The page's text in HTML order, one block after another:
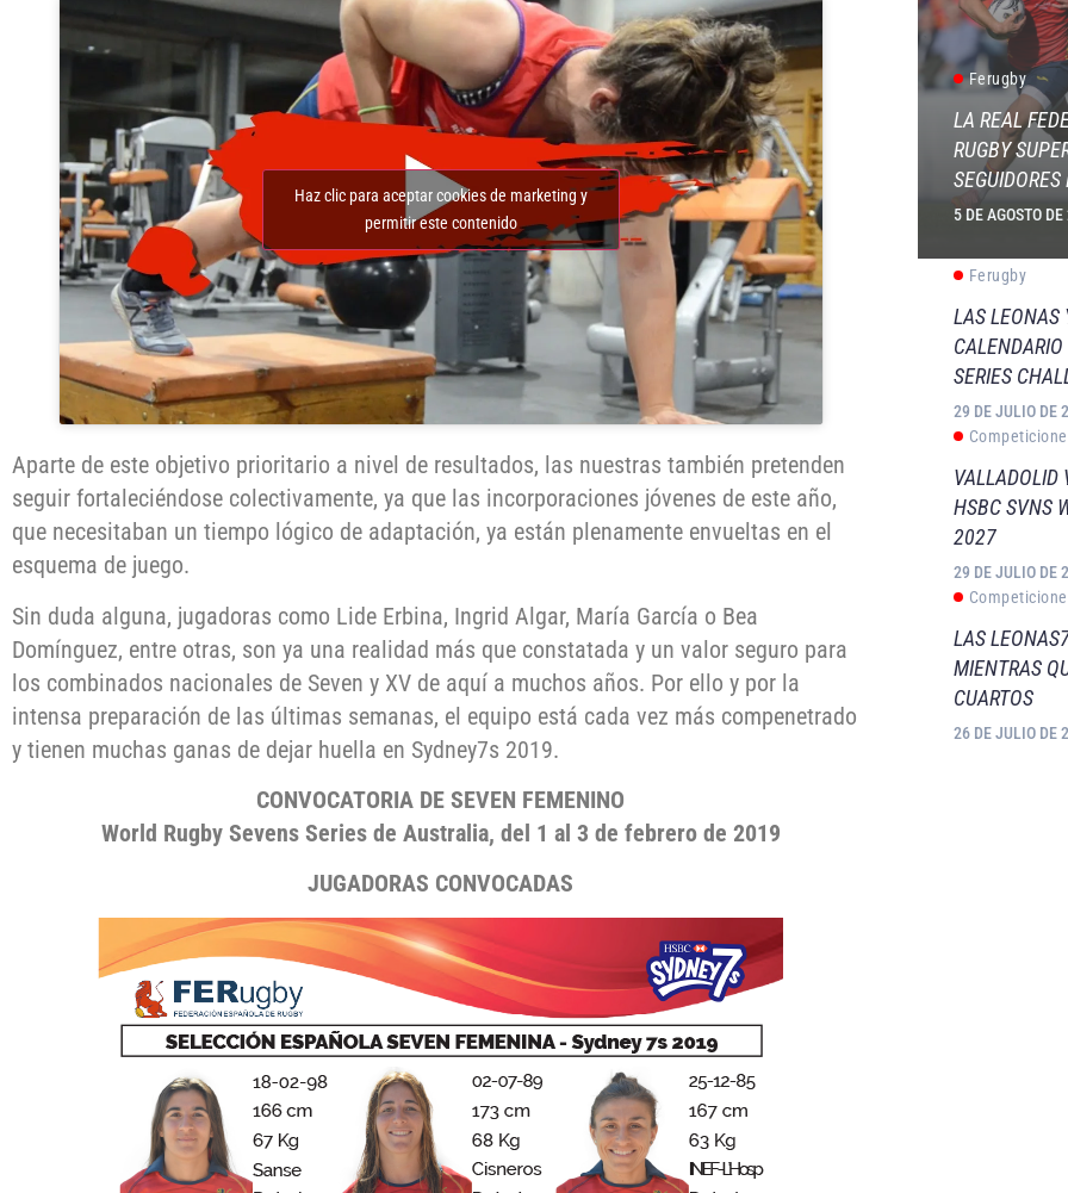
Haz clic para aceptar cookies de marketing y
permitir este contenido
Aparte de este objetivo prioritario a nivel de resultados, las nuestras también pretenden
seguir fortaleciéndose colectivamente, ya que las incorporaciones jóvenes de este año,
que necesitaban un tiempo lógico de adaptación, ya están plenamente envueltas en el
esquema de juego.
Sin duda alguna, jugadoras como Lide Erbina, Ingrid Algar, María García o Bea
Domínguez, entre otras, son ya una realidad más que constatada y un valor seguro para
los combinados nacionales de Seven y XV de aquí a muchos años. Por ello y por la
intensa preparación de las últimas semanas, el equipo está cada vez más compenetrado
y tienen muchas ganas de dejar huella en Sydney7s 2019.
CONVOCATORIA DE SEVEN FEMENINO
World Rugby Sevens Series de Australia, del 1 al 3 de febrero de 2019
JUGADORAS CONVOCADAS
Ferugby
LA REAL
RUGBY
5 DE AGOSTO
Ferugby
LAS LEONAS
SERIES
29 DE JULIO DE
VALLADOLID
HSBC SVNS
2027
29 DE JULIO DE
LAS
MIENTRAS
CUARTOS
26 DE JULIO DE